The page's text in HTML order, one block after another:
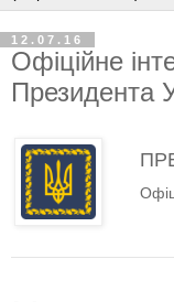
12.07.16
Офіційне
Президента